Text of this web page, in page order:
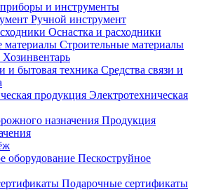
и инструменты
Ручной инструмент
Оснастка и расходники
Строительные материалы
Хозинвентарь
Средства связи и
Электротехническая
Продукция
Пескоструйное
Подарочные сертификаты